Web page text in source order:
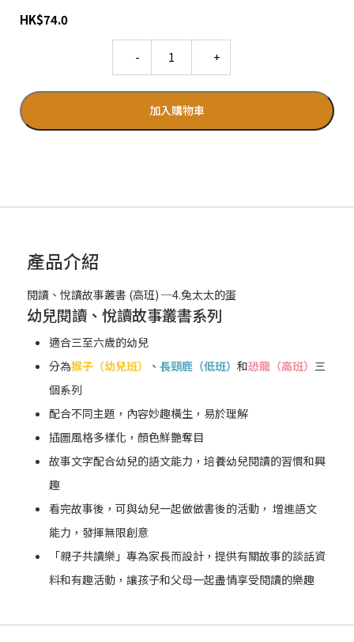
HK$74.0
加入購物車
產品介紹
閱讀、悅讀故事叢書 (高班) ─4.兔太太的蛋
幼兒閱讀、悅讀故事叢書系列
適合三至六歲的幼兒
分為猴子（幼兒班） 、 長頸鹿（低班） 和恐龍（高班） 三
個系列
配合不同主題，內容妙趣橫生，易於理解
插圖風格多樣化，顏色鮮艷奪目
故事文字配合幼兒的語文能力，培養幼兒閱讀的習慣和興
趣
看完故事後，可與幼兒一起做做書後的活動， 增進語文
能力，發揮無限創意
「親子共讀樂」專為家長而設計，提供有關故事的談話資
料和有趣活動，讓孩子和父母一起盡情享受閱讀的樂趣